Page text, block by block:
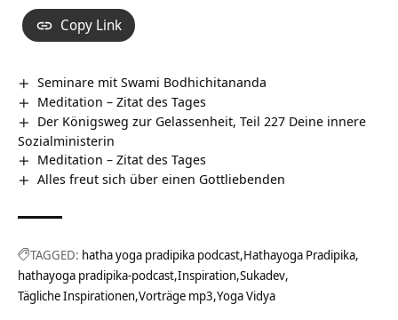
Copy Link
Seminare mit Swami Bodhichitananda
Meditation – Zitat des Tages
Der Königsweg zur Gelassenheit, Teil 227 Deine innere
Sozialministerin
Meditation – Zitat des Tages
Alles freut sich über einen Gottliebenden
TAGGED: hatha yoga pradipika podcast Hathayoga Pradipika
hathayoga pradipika-podcast Inspiration Sukadev
Tägliche Inspirationen Vorträge mp3 Yoga Vidya